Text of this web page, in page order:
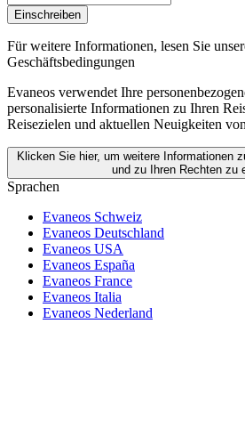
Einschreiben
Für weitere Informationen, lesen Sie
Geschäftsbedingungen
Evaneos verwendet Ihre
personalisierte Informationen zu Ihren
Reisezielen und aktuellen Neuigkeiten
Klicken Sie hier, um weitere Informationen
und zu Ihren Rechten zu
Sprachen
Evaneos Schweiz
Evaneos Deutschland
Evaneos USA
Evaneos España
Evaneos France
Evaneos Italia
Evaneos Nederland